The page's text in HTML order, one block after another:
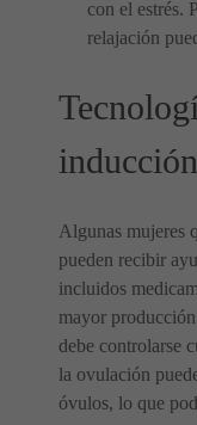
con el estrés.
relajación
Algunas mujeres
pueden recibir
incluidos
mayor
debe controlarse
la ovulación
óvulos, lo que